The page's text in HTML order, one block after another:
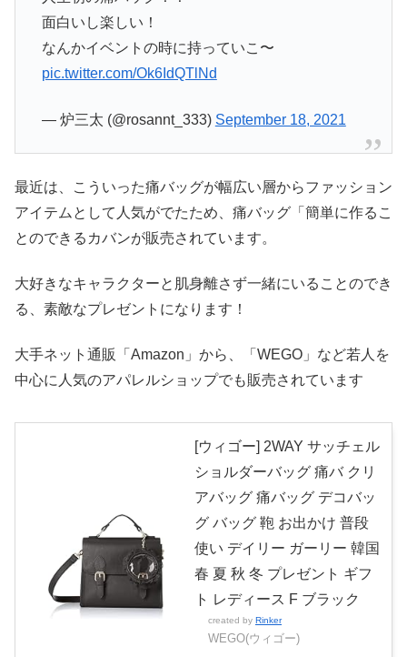
面白いし楽しい！
なんかイベントの時に持っていこ〜
pic.twitter.com/Ok6IdQTlNd
— 炉三太 (@rosannt_333) September 18, 2021
最近は、こういった痛バッグが幅広い層からファッション
アイテムとして人気がでたため、痛バッグ「簡単に作るこ
とのできるカバンが販売されています。
大好きなキャラクターと肌身離さず一緒にいることのでき
る、素敵なプレゼントになります！
大手ネット通販「Amazon」から、「WEGO」など若人を
中心に人気のアパレルショップでも販売されています
[ウィゴー] 2WAY サッチェル
ショルダーバッグ 痛バ クリ
アバッグ 痛バッグ デコバッ
グ バッグ 鞄 お出かけ 普段
使い デイリー ガーリー 韓国
春 夏 秋 冬 プレゼント ギフ
ト レディース F ブラック
created by Rinker
WEGO(ウィゴー)